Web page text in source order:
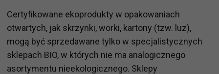
Certyfikowane ekoprodukty w opakowaniach
otwartych, jak skrzynki, worki, kartony (tzw. luz),
mogą być sprzedawane tylko w specjalistycznych
sklepach BIO, w których nie ma analogicznego
asortymentu nieekologicznego. Sklepy